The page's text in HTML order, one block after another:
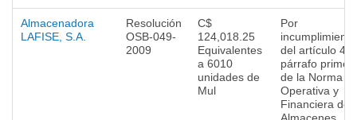
Almacenadora
LAFISE, S.A.
Resolución
OSB-049-
2009
C$
124,018.25
Equivalentes
a 6010
unidades de
Mul
Por
incumplimiento
del artículo 41
párrafo
de la Norma
Operativa y
Financiera de